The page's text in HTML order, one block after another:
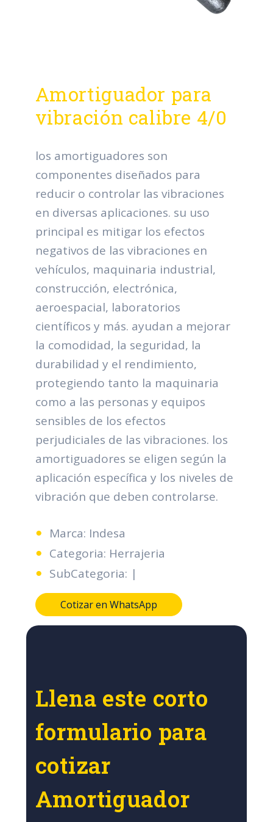
Amortiguador para
vibración calibre 4/0
los amortiguadores son
componentes diseñados para
reducir o controlar las vibraciones
en diversas aplicaciones. su uso
principal es mitigar los efectos
negativos de las vibraciones en
vehículos, maquinaria industrial,
construcción, electrónica,
aeroespacial, laboratorios
científicos y más. ayudan a mejorar
la comodidad, la seguridad, la
durabilidad y el rendimiento,
protegiendo tanto la maquinaria
como a las personas y equipos
sensibles de los efectos
perjudiciales de las vibraciones. los
amortiguadores se eligen según la
aplicación específica y los niveles de
vibración que deben controlarse.
Marca: Indesa
Categoria: Herrajeria
SubCategoria: |
Cotizar en WhatsApp
Llena este corto
formulario para
cotizar
Amortiguador